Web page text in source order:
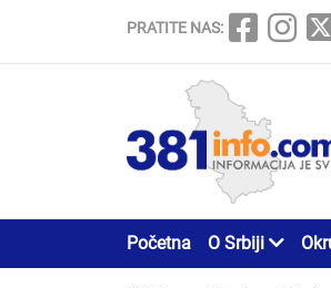
PRATITE NAS:
Početna O Srbiji